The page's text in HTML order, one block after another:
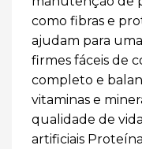
como fibras e
ajudam para
firmes fáceis de
completo e
vitaminas e
qualidade de
artificiais